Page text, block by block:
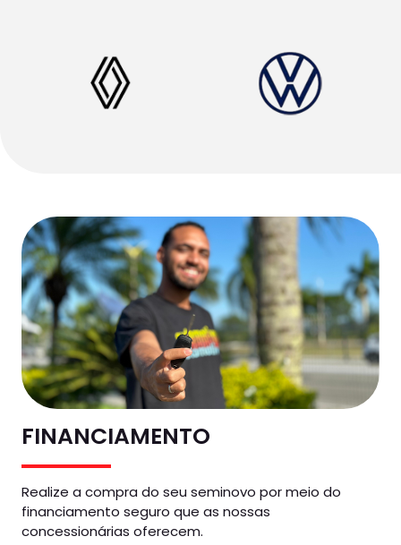
FINANCIAMENTO
Realize a compra do seu seminovo por meio do
financiamento seguro que as nossas
concessionárias oferecem.